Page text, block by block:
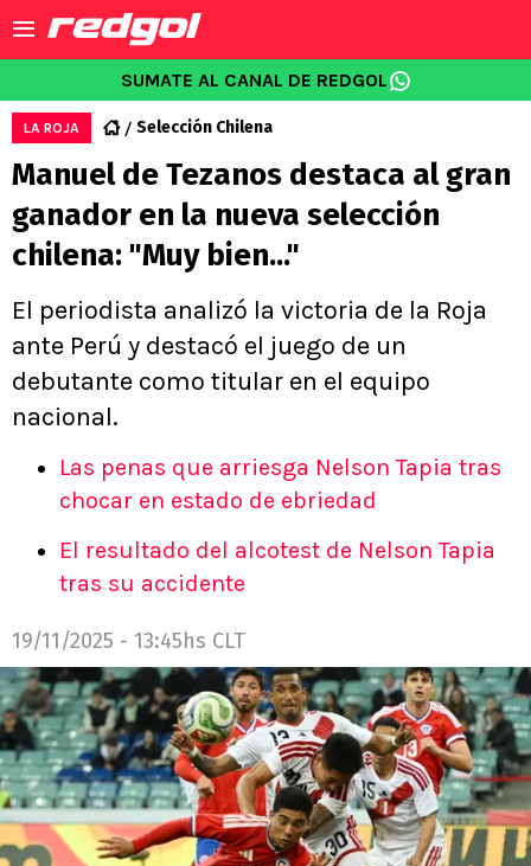
SUMATE AL CANAL DE REDGOL
LA ROJA Selección Chilena
Manuel de Tezanos destaca al gran
ganador en la nueva selección
chilena: "Muy bien..."
El periodista analizó la victoria de la Roja
ante Perú y destacó el juego de un
debutante como titular en el equipo
nacional.
Las penas que arriesga Nelson Tapia tras
chocar en estado de ebriedad
El resultado del alcotest de Nelson Tapia
tras su accidente
19/11/2025 - 13:45hs CLT